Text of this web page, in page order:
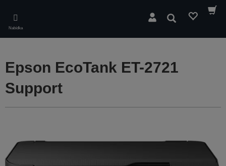
main
content
Nabídka
Hledat
Epson EcoTank ET-2721
Support